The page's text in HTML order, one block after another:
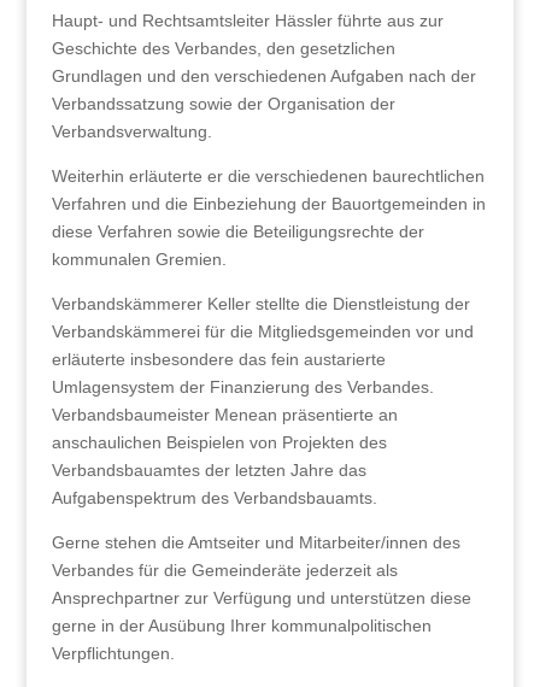
Haupt- und Rechtsamtsleiter Hässler führte aus zur
Geschichte des Verbandes, den gesetzlichen
Grundlagen und den verschiedenen Aufgaben nach der
Verbandssatzung sowie der Organisation der
Verbandsverwaltung.
Weiterhin erläuterte er die verschiedenen baurechtlichen
Verfahren und die Einbeziehung der Bauortgemeinden in
diese Verfahren sowie die Beteiligungsrechte der
kommunalen Gremien.
Verbandskämmerer Keller stellte die Dienstleistung der
Verbandskämmerei für die Mitgliedsgemeinden vor und
erläuterte insbesondere das fein austarierte
Umlagensystem der Finanzierung des Verbandes.
Verbandsbaumeister Menean präsentierte an
anschaulichen Beispielen von Projekten des
Verbandsbauamtes der letzten Jahre das
Aufgabenspektrum des Verbandsbauamts.
Gerne stehen die Amtseiter und Mitarbeiter/innen des
Verbandes für die Gemeinderäte jederzeit als
Ansprechpartner zur Verfügung und unterstützen diese
gerne in der Ausübung Ihrer kommunalpolitischen
Verpflichtungen.